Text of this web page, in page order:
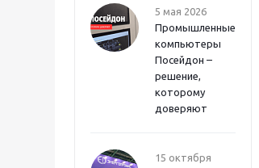
5 мая 2026
Промышленные
компьютеры
Посейдон –
решение,
которому
доверяют
15 октября